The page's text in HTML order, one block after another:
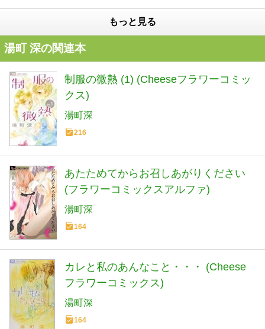
もっと見る
湯町 深の関連本
制服の微熱 (1) (Cheeseフラワーコミッ
クス)
湯町深
216
あたためてからお召しあがりください
(フラワーコミックスアルファ)
湯町深
164
カレと私のあんなこと・・・ (Cheese
フラワーコミックス)
湯町深
164